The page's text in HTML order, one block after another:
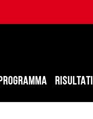
RISULTATI